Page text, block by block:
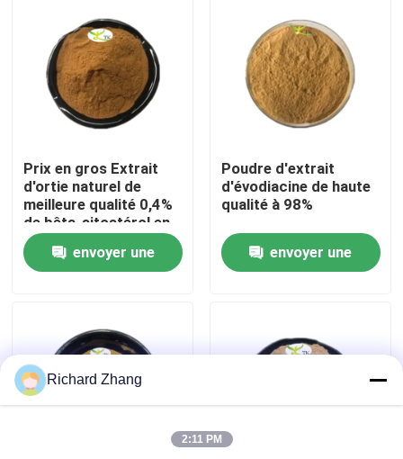
À propos de nous
Visite de l'usine
Contrôle de la qualité
Nous contacter
Poudre d'extrait de plante
Poudre superbe de nourriture
Matières premières cosmétiques
Prix en gros Extrait
d'ortie naturel de
meilleure qualité 0,4%
de bêta-sitostérol en
poudre
envoyer une
Poudre d'extrait
d'évodiacine de haute
qualité à 98%
envoyer une
Richard Zhang
2:11 PM